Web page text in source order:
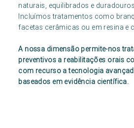
naturais, equilibrados e
Incluímos tratamentos como
facetas cerâmicas ou em resina e
A nossa dimensão permite-nos
preventivos a reabilitações orais
com recurso a tecnologia
baseados em evidência científica.